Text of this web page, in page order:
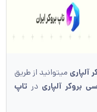
آلپاری میتوانید از طریق
بروکر آلپاری در تاپ